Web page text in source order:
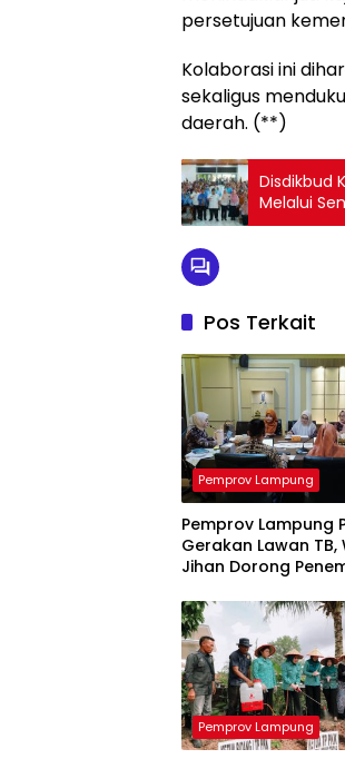
persetujuan
Kolaborasi ini
sekaligus
daerah. (**)
Disdikbud
Melalui
Pos Terkait
Pemprov Lampung
Pemprov Lampung
Gerakan Lawan TB,
Jihan Dorong
Tuntas
Pemprov Lampung